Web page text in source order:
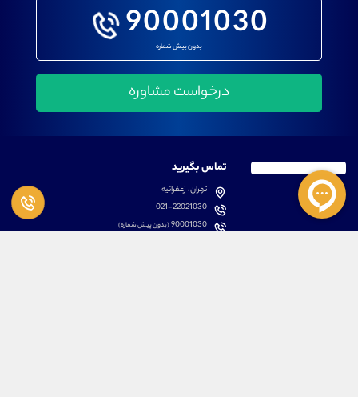
90001030
بدون پیش شماره
تماس بگیرید
تهران، زعفرانیه
021-22021030
90001030(بدون پیش شماره)